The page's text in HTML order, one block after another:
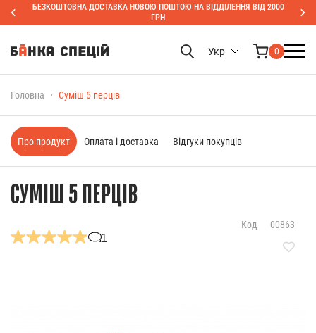
БЕЗКОШТОВНА ДОСТАВКА НОВОЮ ПОШТОЮ НА ВІДДІЛЕННЯ ВІД 2000
ГРН
Укр 0
Головна Суміш 5 перців
СУМІШ 5 ПЕРЦІВ
1
Код 00863
Про продукт Оплата і доставка Відгуки покупців